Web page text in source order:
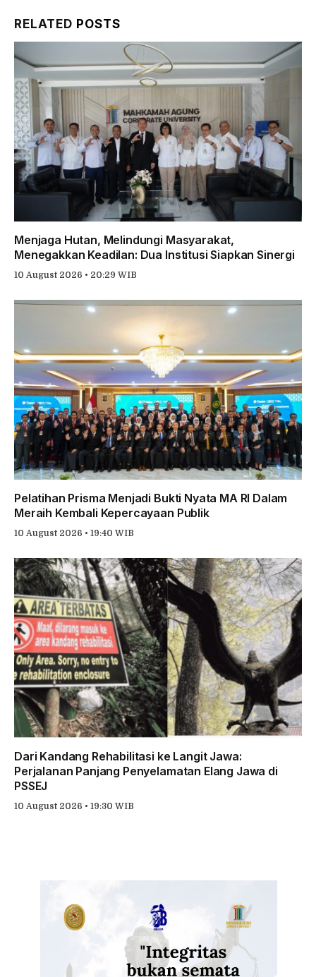
RELATED POSTS
Menjaga Hutan, Melindungi Masyarakat,
Menegakkan Keadilan: Dua Institusi Siapkan Sinergi
10 August 2026 • 20:29 WIB
Pelatihan Prisma Menjadi Bukti Nyata MA RI Dalam
Meraih Kembali Kepercayaan Publik
10 August 2026 • 19:40 WIB
Dari Kandang Rehabilitasi ke Langit Jawa:
Perjalanan Panjang Penyelamatan Elang Jawa di
PSSEJ
10 August 2026 • 19:30 WIB